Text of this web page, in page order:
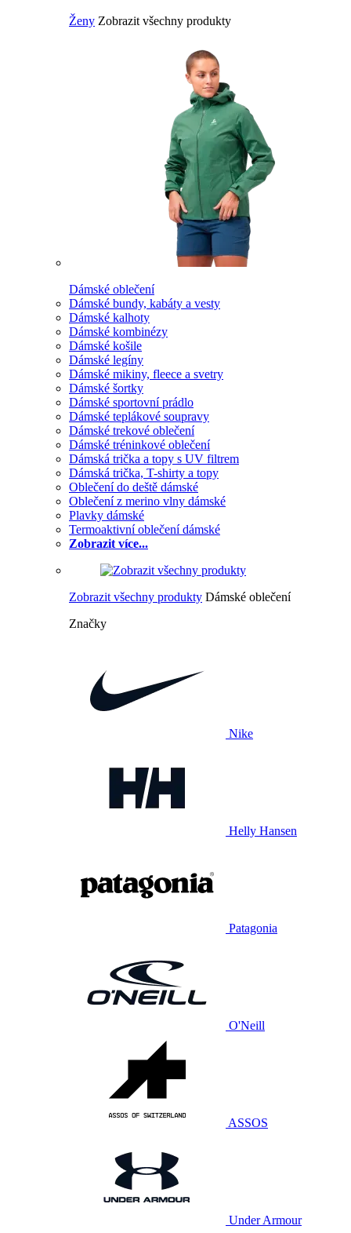
Ženy Zobrazit všechny produkty
Dámské oblečení
Dámské bundy, kabáty a vesty
Dámské kalhoty
Dámské kombinézy
Dámské košile
Dámské legíny
Dámské mikiny, fleece a svetry
Dámské šortky
Dámské sportovní prádlo
Dámské teplákové soupravy
Dámské trekové oblečení
Dámské tréninkové oblečení
Dámská trička a topy s UV filtrem
Dámská trička, T-shirty a topy
Oblečení do deště dámské
Oblečení z merino vlny dámské
Plavky dámské
Termoaktivní oblečení dámské
Zobrazit více...
Zobrazit všechny produkty Dámské oblečení
Značky
Nike
Helly Hansen
Patagonia
O'Neill
ASSOS
Under Armour